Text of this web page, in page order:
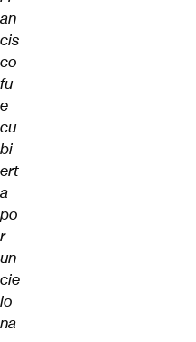
an
cis
co
fu
e
cu
bi
ert
a
po
r
un
cie
lo
na